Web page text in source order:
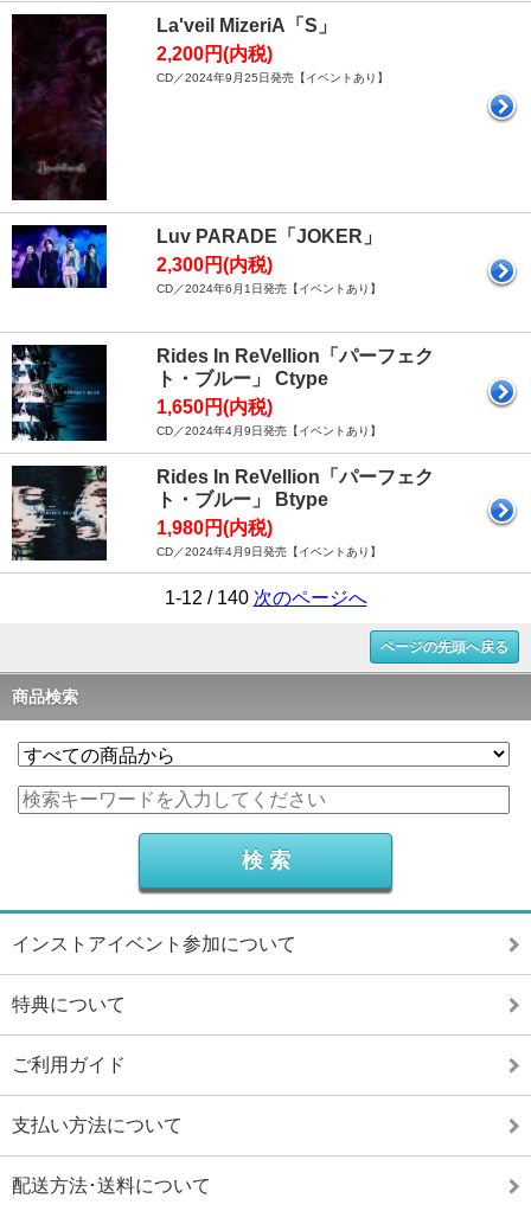
La'veil MizeriA「S」
2,200円(内税)
CD／2024年9月25日発売【イベントあり】
Luv PARADE「JOKER」
2,300円(内税)
CD／2024年6月1日発売【イベントあり】
Rides In ReVellion「パーフェク
ト・ブルー」 Ctype
1,650円(内税)
CD／2024年4月9日発売【イベントあり】
Rides In ReVellion「パーフェク
ト・ブルー」 Btype
1,980円(内税)
CD／2024年4月9日発売【イベントあり】
1-12 / 140 次のページへ
ページの先頭へ戻る
商品検索
インストアイベント参加について
特典について
ご利用ガイド
支払い方法について
配送方法･送料について